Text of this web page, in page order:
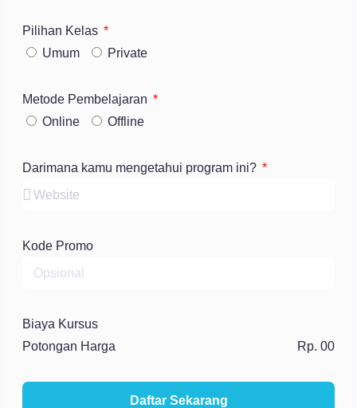
Pilihan Kelas
Umum
Private
Metode Pembelajaran
Online
Offline
Darimana kamu mengetahui program ini?
Kode Promo
Biaya Kursus
Potongan Harga
Rp. 00
Daftar Sekarang